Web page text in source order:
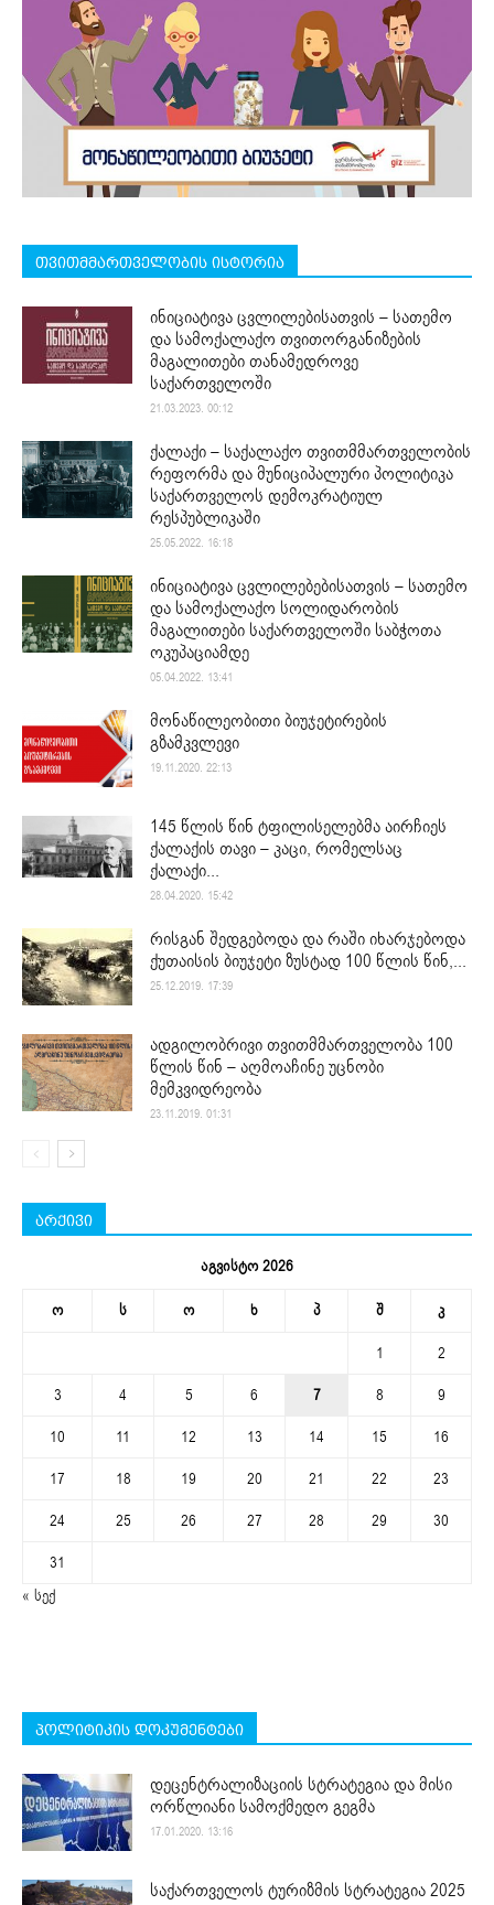
თვითმმართველობის ისტორია
ინიციატივა ცვლილებისათვის – სათემო
და სამოქალაქო თვითორგანიზების
მაგალითები თანამედროვე
საქართველოში
21.03.2023. 00:12
ქალაქი – საქალაქო თვითმმართველობის
რეფორმა და მუნიციპალური პოლიტიკა
საქართველოს დემოკრატიულ
რესპუბლიკაში
25.05.2022. 16:18
ინიციატივა ცვლილებებისათვის – სათემო
და სამოქალაქო სოლიდარობის
მაგალითები საქართველოში საბჭოთა
ოკუპაციამდე
05.04.2022. 13:41
მონაწილეობითი ბიუჯეტირების
გზამკვლევი
19.11.2020. 22:13
145 წლის წინ ტფილისელებმა აირჩიეს
ქალაქის თავი – კაცი, რომელსაც
ქალაქი...
28.04.2020. 15:42
რისგან შედგებოდა და რაში იხარჯებოდა
ქუთაისის ბიუჯეტი ზუსტად 100 წლის წინ,...
25.12.2019. 17:39
ადგილობრივი თვითმმართველობა 100
წლის წინ – აღმოაჩინე უცნობი
მემკვიდრეობა
23.11.2019. 01:31
არქივი
აგვისტო 2026
ო ს ო ხ პ შ კ
1
2
3
4 5 6 7 8
9
10
11 12 13 14 15
16
17
18 19 20 21 22
23
24
25 26 27 28 29
30
31
« სექ
პოლიტიკის დოკუმენტები
დეცენტრალიზაციის სტრატეგია და მისი
ორწლიანი სამოქმედო გეგმა
17.01.2020. 13:16
საქართველოს ტურიზმის სტრატეგია 2025